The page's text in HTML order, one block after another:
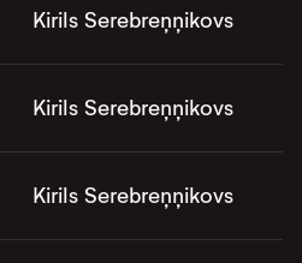
Kirils Serebreņņikovs
Kirils Serebreņņikovs
Kirils Serebreņņikovs